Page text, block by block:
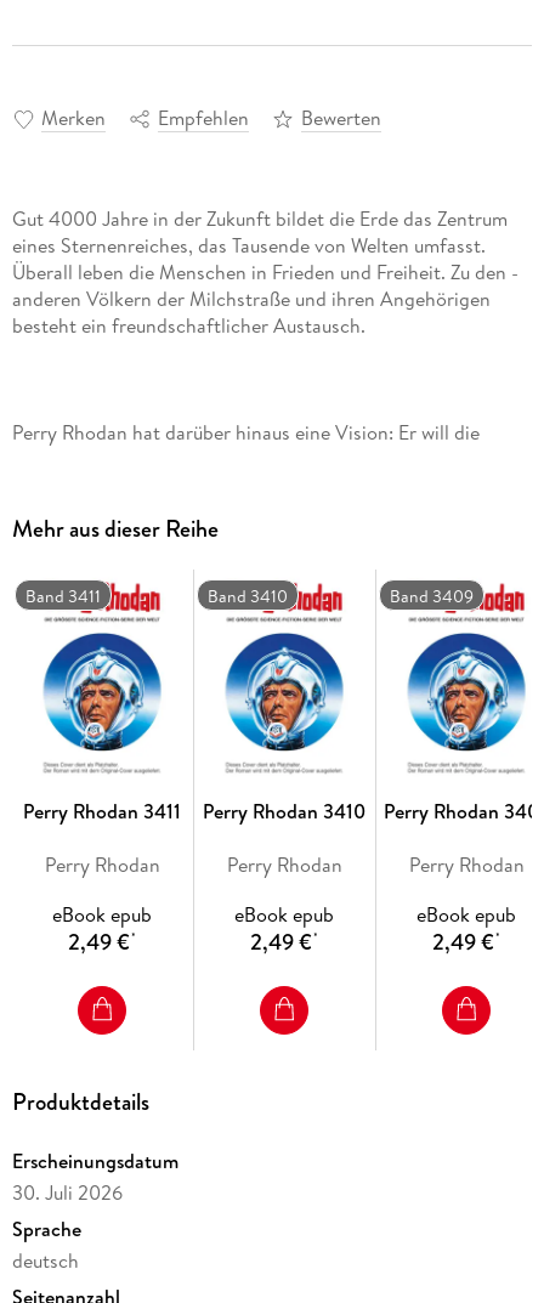
Merken Empfehlen Bewerten
Gut 4000 Jahre in der Zukunft bildet die Erde das Zentrum
eines Sternenreiches, das Tausende von Welten umfasst.
Überall leben die Menschen in Frieden und Freiheit. Zu den ­
anderen Völkern der Milchstraße und ihren ­Angehörigen
Perry Rhodan hat darüber hinaus eine Vision: Er will die
Der eigentliche PHOENIX selbst ist unter dem Kommando
von Reginald Bull unterwegs. ­Mittlerweile haben Bull und sein
Team die ­ferne Galaxis Malora erreicht und sind dort auf die
gefährlichen Trassenmacher gestoßen.
In der Milchstraße und in den anderen Galaxien der Lokalen
Gruppe entsteht derzeit das Elysion, ein friedlicher Bund der
Sternenvölker. Gegen ihn stehen aber geheimnisvolle Feinde,
die man nur als die Legaten kennt - sie scheinen aus
Andromeda heraus zu operieren.
Im Solsystem ringt zurzeit die Menschheit ­damit, dass die
ein Zwischenlager benutzt. Hoffnung verheißt womöglich
Mehr aus dieser Reihe
Band 3411
Perry Rhodan 3411
Perry Rhodan
eBook epub
2,49 €*
Band 3410
Perry Rhodan 3410
Perry Rhodan
eBook epub
2,49 €*
Band 3409
Perry Rhodan
Perry Rhodan
eBook epub
2,49 €*
Produktdetails
Erscheinungsdatum
30. Juli 2026
Sprache
deutsch
Seitenanzahl